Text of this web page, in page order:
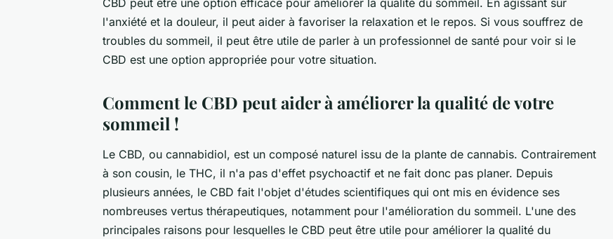
l'anxiété et la douleur, il peut aider à favoriser la relaxation et le repos. Si vous souffrez de
troubles du sommeil, il peut être utile de parler à un professionnel de santé pour voir si le
CBD est une option appropriée pour votre situation.
Comment le CBD peut aider à améliorer la qualité de votre
sommeil !
Le CBD, ou cannabidiol, est un composé naturel issu de la plante de cannabis. Contrairement
à son cousin, le THC, il n'a pas d'effet psychoactif et ne fait donc pas planer. Depuis
plusieurs années, le CBD fait l'objet d'études scientifiques qui ont mis en évidence ses
nombreuses vertus thérapeutiques, notamment pour l'amélioration du sommeil. L'une des
principales raisons pour lesquelles le CBD peut être utile pour améliorer la qualité du